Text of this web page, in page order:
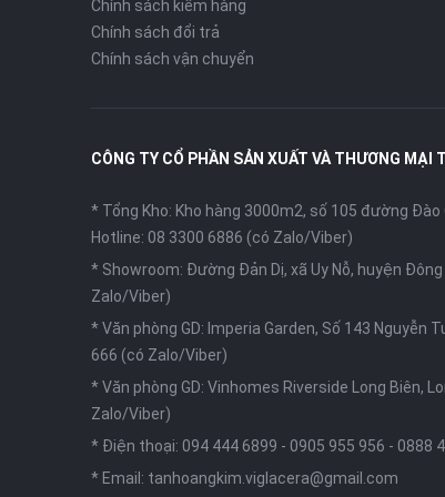
Chính sách kiểm hàng
Chính sách đổi trả
Chính sách vận chuyển
CÔNG TY CỔ PHẦN SẢN XUẤT VÀ THƯƠNG MẠI
* Tổng Kho: Kho hàng 3000m2, số 105 đường
Hotline: 08 3300 6886 (có Zalo/Viber)
* Showroom: Đường Đản Dị, xã Uy Nỗ, huyện Đông
Zalo/Viber)
* Văn phòng GD: Imperia Garden, Số 143 Nguyễn
666 (có Zalo/Viber)
* Văn phòng GD: Vinhomes Riverside Long Biên,
Zalo/Viber)
* Điện thoại: 094 444 6899 - 0905 955 956 - 0888
* Email: tanhoangkim.viglacera@gmail.com